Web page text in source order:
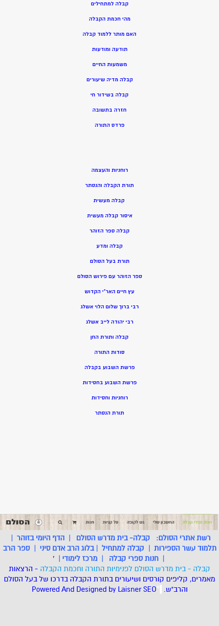
קבלה למתחילים
מהי חכמת הקבלה
האם מותר ללמוד קבלה
תודעה ומודעות
משמעות החיים
קבלה מדיה שיעורים
קבלה בשידור חי
חזרה בתשובה
פרדס התורה
רוחניות והעצמה
תורת הקבלה והנסתר
קבלה מעשית
איסור קבלה מעשית
קבלה ספר הזוהר
קבלה ומדע
תורת בעל הסולם
ספר הזוהר עם פירוש הסולם
עץ חיים האר”י הקדוש
רבי ברוך שלום הלוי אשלג
רבי יהודה לייב אשלג
קבלה ותורת החן
סודות התורה
פרשת השבוע בקבלה
פרשת השבוע בחסידות
רוחניות וחסידות
תורת הנסתר
רשת אתרי הסולם: קבלה- בית מדרש הסולם |הדף היומי בזוהר |
תלמוד עשר הספירות | קבלה למתחיל |בלוג הרב אדם סיני |ספר הרב
| חנות ספרי קבלה | מרכז לימודי |
'
קבלה - בית מדרש הסולם לפנימיות התורה וחכמת הקבלה - הרצאות
מאמרים, קליפים קורסים ושיעורים בתורת הקבלה בדרכו של בעל הסולם
והרב"ש. *
Powered And Designed by LaisnerSEO